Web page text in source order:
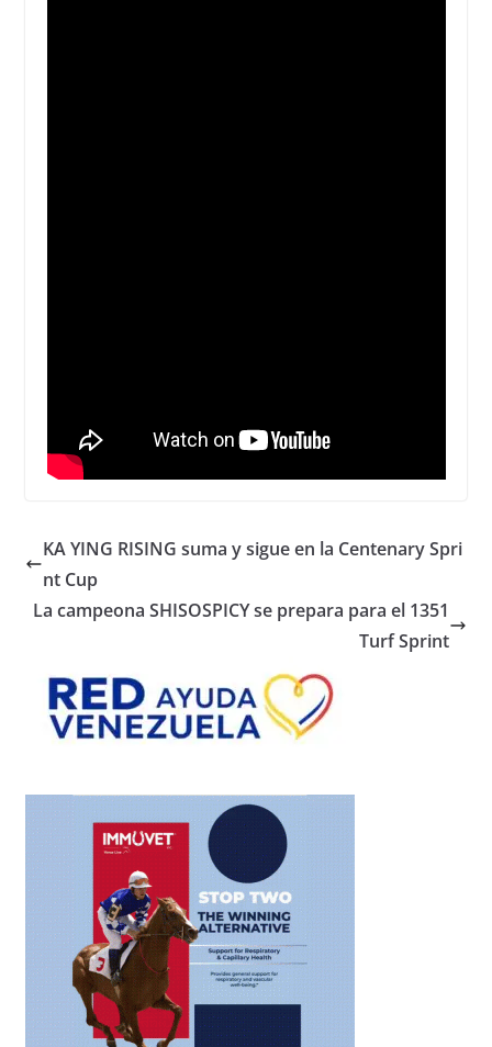
KA YING RISING suma y sigue en la Centenary Spri
nt Cup
La campeona SHISOSPICY se prepara para el 1351
Turf Sprint